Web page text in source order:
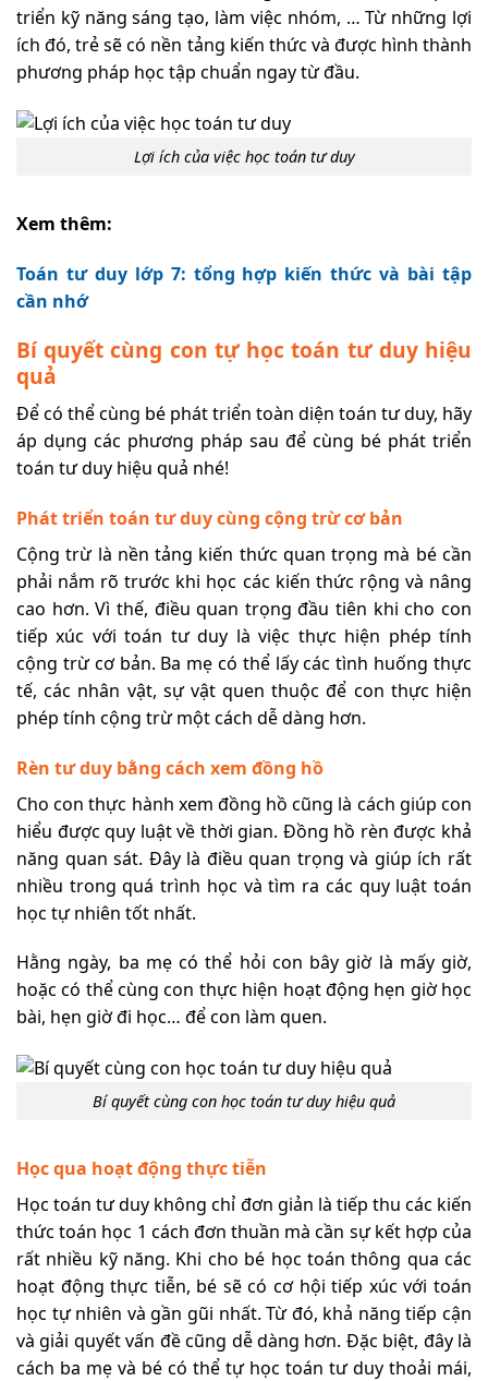
triển kỹ năng sáng tạo, làm việc nhóm, … Từ những lợi
ích đó, trẻ sẽ có nền tảng kiến thức và được hình thành
phương pháp học tập chuẩn ngay từ đầu.
Lợi ích của việc học toán tư duy
Xem thêm:
Toán tư duy lớp 7: tổng hợp kiến thức và bài tập
cần nhớ
Bí quyết cùng con tự học toán tư duy hiệu
quả
Để có thể cùng bé phát triển toàn diện toán tư duy, hãy
áp dụng các phương pháp sau để cùng bé phát triển
toán tư duy hiệu quả nhé!
Phát triển toán tư duy cùng cộng trừ cơ bản
Cộng trừ là nền tảng kiến thức quan trọng mà bé cần
phải nắm rõ trước khi học các kiến thức rộng và nâng
cao hơn. Vì thế, điều quan trọng đầu tiên khi cho con
tiếp xúc với toán tư duy là việc thực hiện phép tính
cộng trừ cơ bản. Ba mẹ có thể lấy các tình huống thực
tế, các nhân vật, sự vật quen thuộc để con thực hiện
phép tính cộng trừ một cách dễ dàng hơn.
Rèn tư duy bằng cách xem đồng hồ
Cho con thực hành xem đồng hồ cũng là cách giúp con
hiểu được quy luật về thời gian. Đồng hồ rèn được khả
năng quan sát. Đây là điều quan trọng và giúp ích rất
nhiều trong quá trình học và tìm ra các quy luật toán
học tự nhiên tốt nhất.
Hằng ngày, ba mẹ có thể hỏi con bây giờ là mấy giờ,
hoặc có thể cùng con thực hiện hoạt động hẹn giờ học
bài, hẹn giờ đi học… để con làm quen.
Bí quyết cùng con học toán tư duy hiệu quả
Học qua hoạt động thực tiễn
Học toán tư duy không chỉ đơn giản là tiếp thu các kiến
thức toán học 1 cách đơn thuần mà cần sự kết hợp của
rất nhiều kỹ năng. Khi cho bé học toán thông qua các
hoạt động thực tiễn, bé sẽ có cơ hội tiếp xúc với toán
học tự nhiên và gần gũi nhất. Từ đó, khả năng tiếp cận
và giải quyết vấn đề cũng dễ dàng hơn. Đặc biệt, đây là
cách ba mẹ và bé có thể tự học toán tư duy thoải mái,